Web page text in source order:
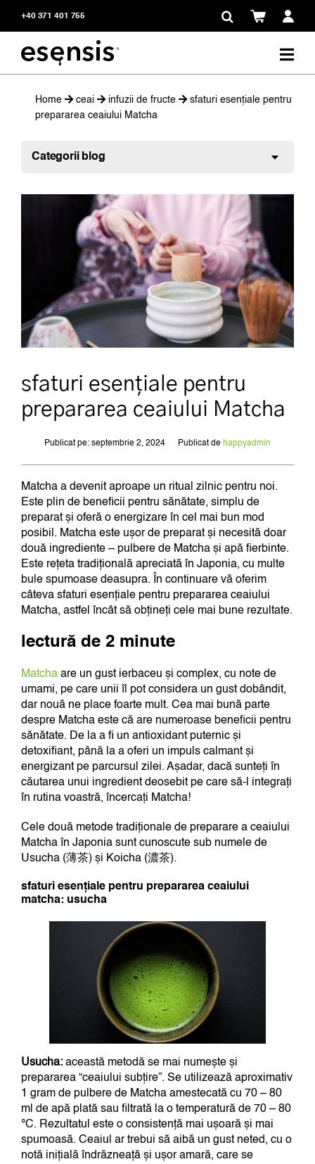
+40 371 401 755
Home ceai infuzii de fructe
sfaturi esențiale pentru
prepararea ceaiului Matcha
Categorii blog
sfaturi esențiale pentru
prepararea ceaiului Matcha
Publicat pe: septembrie 2, 2024 Publicat de happyadmin
Matcha a devenit aproape un ritual zilnic pentru noi.
Este plin de beneficii pentru sănătate, simplu de
preparat și oferă o energizare în cel mai bun mod
posibil. Matcha este ușor de preparat și necesită doar
două ingrediente – pulbere de Matcha și apă fierbinte.
Este rețeta tradițională apreciată în Japonia, cu multe
bule spumoase deasupra. În continuare vă oferim
câteva sfaturi esențiale pentru prepararea ceaiului
Matcha, astfel încât să obțineți cele mai bune rezultate.
lectură de 2 minute
Matchaare un gust ierbaceu și complex, cu note de
umami, pe care unii îl pot considera un gust dobândit,
dar nouă ne place foarte mult. Cea mai bună parte
despre Matcha este că are numeroase beneficii pentru
sănătate. De la a fi un antioxidant puternic și
detoxifiant, până la a oferi un impuls calmant și
energizant pe parcursul zilei. Așadar, dacă sunteți în
căutarea unui ingredient deosebit pe care să-l integrați
în rutina voastră, încercați Matcha!
Cele două metode tradiționale de preparare a ceaiului
Matcha în Japonia sunt cunoscute sub numele de
Usucha (薄茶) și Koicha (濃茶).
sfaturi esențiale pentru prepararea ceaiului
matcha: usucha
Usucha:această metodă se mai numește și
prepararea “ceaiului subțire”. Se utilizează aproximativ
1 gram de pulbere de Matcha amestecată cu 70 – 80
ml de apă plată sau filtrată la o temperatură de 70 – 80
°C. Rezultatul este o consistență mai ușoară și mai
spumoasă. Ceaiul ar trebui să aibă un gust neted, cu o
notă inițială îndrăzneață și ușor amară, care se